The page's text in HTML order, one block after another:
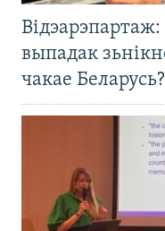
выпадак
чакае Беларусь?